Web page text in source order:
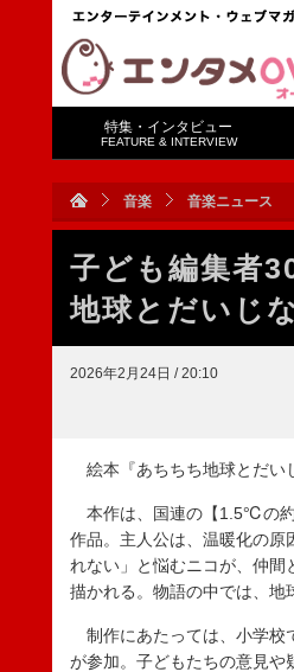
特集・インタビュー
FEATURE & INTERVIEW
音楽 音楽ニュース
子ども編集者
地球とだいじ
2026年2月24日 / 20:10
絵本『あちちち地球とだい
本作は、国連の【1.5℃の約
作品。主人公は、温暖化の原
れない」と悩むニコが、仲間
描かれる。物語の中では、地
制作にあたっては、小学校
が参加。子どもたちの意見や